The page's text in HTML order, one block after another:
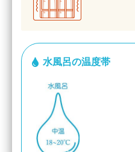
水風呂の温度帯